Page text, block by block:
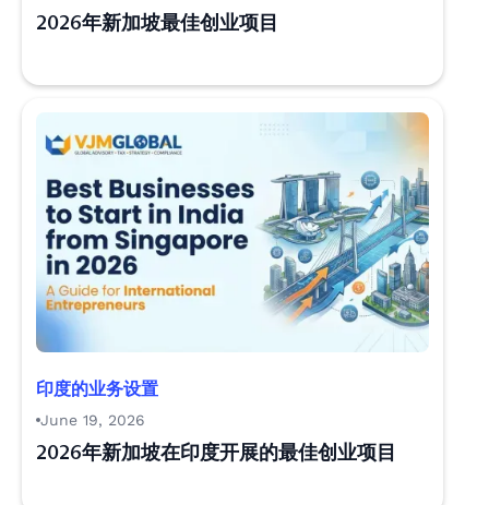
2026年新加坡最佳创业项目
印度的业务设置
June 19, 2026
2026年新加坡在印度开展的最佳创业项目